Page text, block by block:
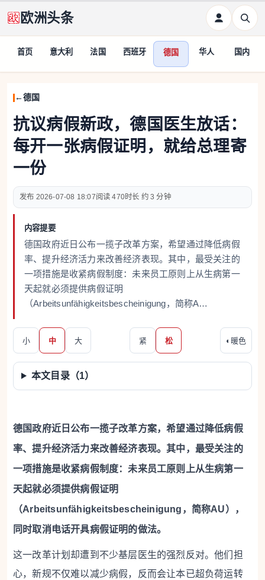
欧洲头条
首页 意大利 法国 西班牙 德国 华人 国内
德国
抗议病假新政，德国医生放话：
每开一张病假证明，就给总理寄
一份
2026-07-08 18:07 470 约 3 分钟
内容提要
德国政府近日公布一揽子改革方案，希望通过降低病假
率、提升经济活力来改善经济表现。其中，最受关注的
一项措施是收紧病假制度：未来员工原则上从生病第一
天起就必须提供病假证明
（Arbeitsunfähigkeitsbescheinigung，简称A…
小 中 大 紧 松 ◐ 暖色
本文目录（1）
德国政府近日公布一揽子改革方案，希望通过降低病假
率、提升经济活力来改善经济表现。其中，最受关注的
一项措施是收紧病假制度：未来员工原则上从生病第一
天起就必须提供病假证明
（Arbeitsunfähigkeitsbescheinigung，简称AU），
同时取消电话开具病假证明的做法。
这一改革计划却遭到不少基层医生的强烈反对。他们担
心，新规不仅难以减少病假，反而会让本已超负荷运转